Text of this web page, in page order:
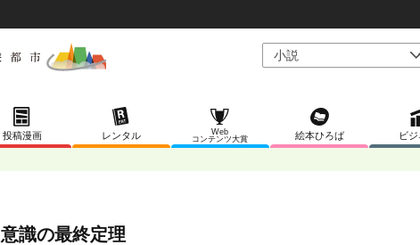
投稿漫画 レンタル
Web
コンテンツ大賞
絵本ひろば ビジ
意識の最終定理